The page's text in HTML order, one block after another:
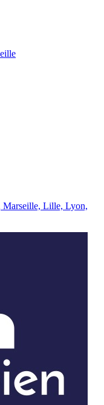
Marseille, Lille, Lyon,